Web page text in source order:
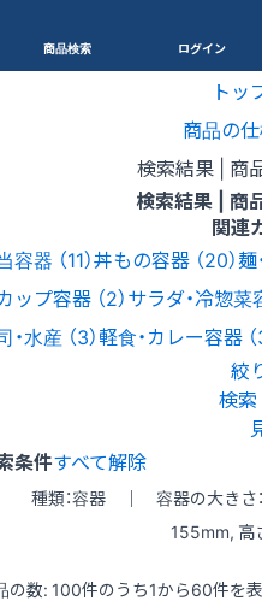
商品検索 ログイン
トッ
商品の
検索結果 | 商
検索結果 | 商
関連
容器 （11）丼もの容器 （20）麺
ップ容器 （2）サラダ・冷惣菜
・水産 （3）軽食・カレー容器
絞
検索
条件すべて解除
種類：容器 ｜ 容器の大きさ
155mm, 高
の数: 100件のうち1から60件を